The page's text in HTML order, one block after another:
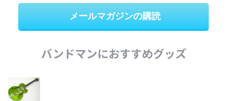
メールマガジンの購読
バンドマンにおすすめグッズ